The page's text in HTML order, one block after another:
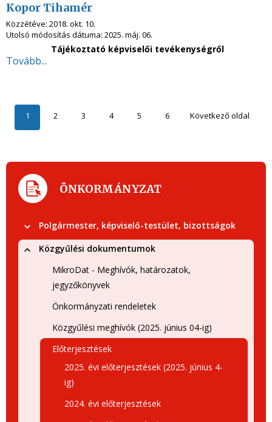
Kopor Tihamér
Közzétéve: 2018. okt. 10.
Utolsó módosítás dátuma: 2025. máj. 06.
Tájékoztató képviselői tevékenységről
Tovább...
1 2 3 4 5 6 Következő oldal
ÖNKORMÁNYZAT
Polgármester, képviselő-testület, bizottságok
Közgyűlési dokumentumok
MikroDat - Meghívók, határozatok,
jegyzőkönyvek
Önkormányzati rendeletek
Közgyűlési meghívók (2025. június 04-ig)
Előterjesztések
2025. évi előterjesztések (2025. június 4-
ig)
2024. évi előterjesztések